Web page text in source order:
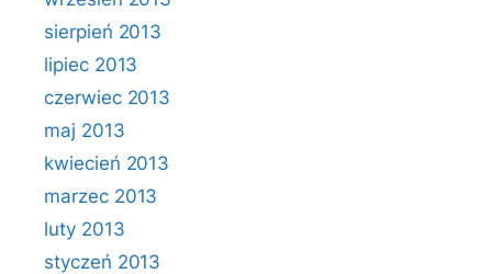
sierpień 2013
lipiec 2013
czerwiec 2013
maj 2013
kwiecień 2013
marzec 2013
luty 2013
styczeń 2013